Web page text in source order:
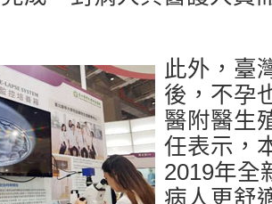
此外，臺
後，不孕
醫附醫生
任表示，
2019年全
病人更舒